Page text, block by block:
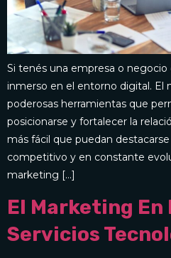
Si tenés una empresa o
inmerso en el entorno digital. El
poderosas herramientas que
posicionarse y fortalecer la
más fácil que puedan
competitivo y en constante
marketing […]
El Marketing En
Servicios